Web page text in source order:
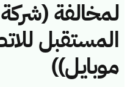
لمخالفة
المستقبل
موبايل))